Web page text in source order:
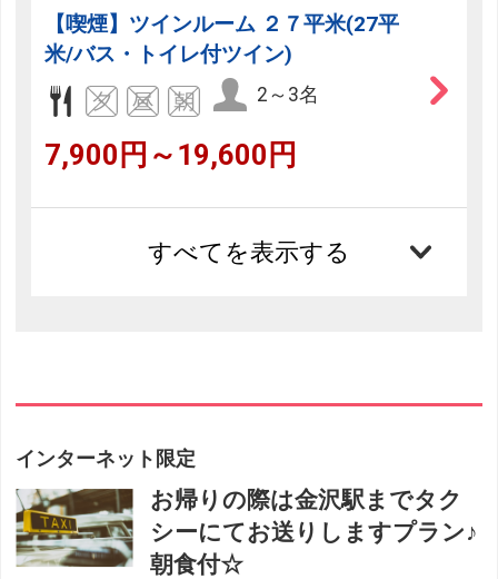
【喫煙】ツインルーム ２７平米(27平
米/バス・トイレ付ツイン)
2～3名
7,900円～19,600円
すべてを表示する
インターネット限定
お帰りの際は金沢駅までタク
シーにてお送りしますプラン♪
朝食付☆